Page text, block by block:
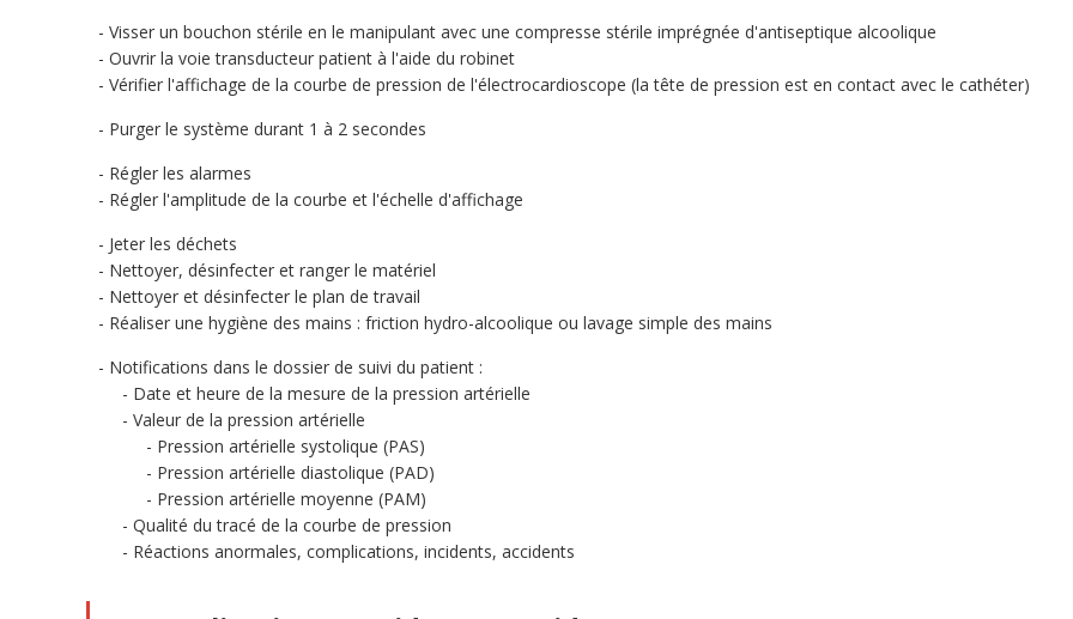
Visser un bouchon stérile en le manipulant avec une compresse stérile imprégnée d'antiseptique alcoolique
Ouvrir la voie transducteur patient à l'aide du robinet
Vérifier l'affichage de la courbe de pression de l'électrocardioscope (la tête de pression est en contact avec le cathéter)
Purger le système durant 1 à 2 secondes
Régler les alarmes
Régler l'amplitude de la courbe et l'échelle d'affichage
Jeter les déchets
Nettoyer, désinfecter et ranger le matériel
Nettoyer et désinfecter le plan de travail
Réaliser une hygiène des mains : friction hydro-alcoolique ou lavage simple des mains
Notifications dans le dossier de suivi du patient :
Date et heure de la mesure de la pression artérielle
Valeur de la pression artérielle
Pression artérielle systolique (PAS)
Pression artérielle diastolique (PAD)
Pression artérielle moyenne (PAM)
Qualité du tracé de la courbe de pression
Réactions anormales, complications, incidents, accidents